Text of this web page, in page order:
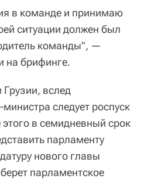
в команде и принимаю
ситуации должен был
команды", —
на брифинге.
Грузии, вслед
следует роспуск
в семидневный срок
парламенту
нового главы
парламентское